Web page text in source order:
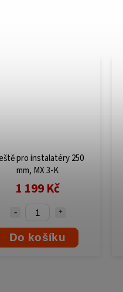
pro instalatéry 250
mm, MX 3-K
1 199 Kč
Do košíku